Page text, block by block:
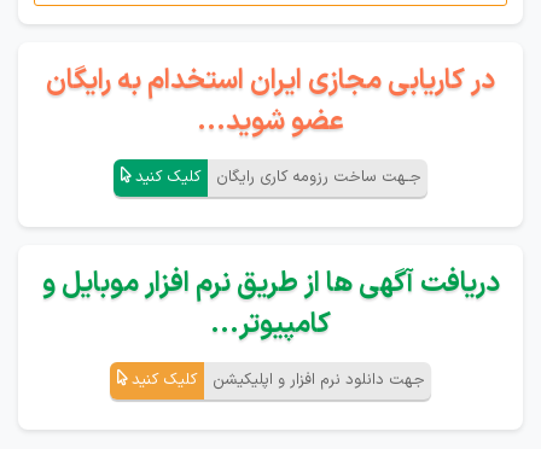
در کاریابی مجازی ایران استخدام به رایگان
عضو شوید...
جـهت ساخت رزومه کاری رایگان کلیک کنید
دریافت آگهی ها از طریق نرم افزار موبایل و
کامپیوتر...
جهت دانلود نرم افزار و اپلیکیشن کلیک کنید